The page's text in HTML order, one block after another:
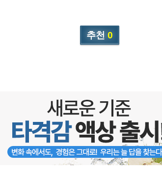
추천 0